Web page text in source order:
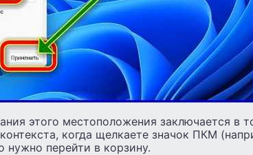
этого местоположения заключается в
когда щелкаете значок ПКМ
нужно перейти в корзину.